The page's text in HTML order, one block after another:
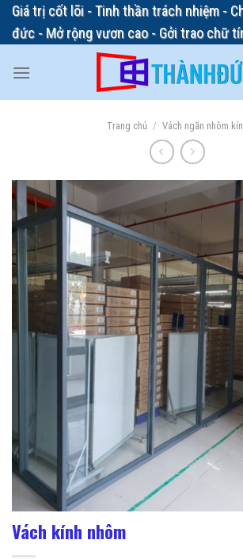
Skip
content
Giá trị cốt lõi - Tinh thần trách nhiệm -
đức - Mở rộng vươn cao - Gởi trao chữ
Trang chủ / Vách ngăn nhôm
Vách kính nhôm